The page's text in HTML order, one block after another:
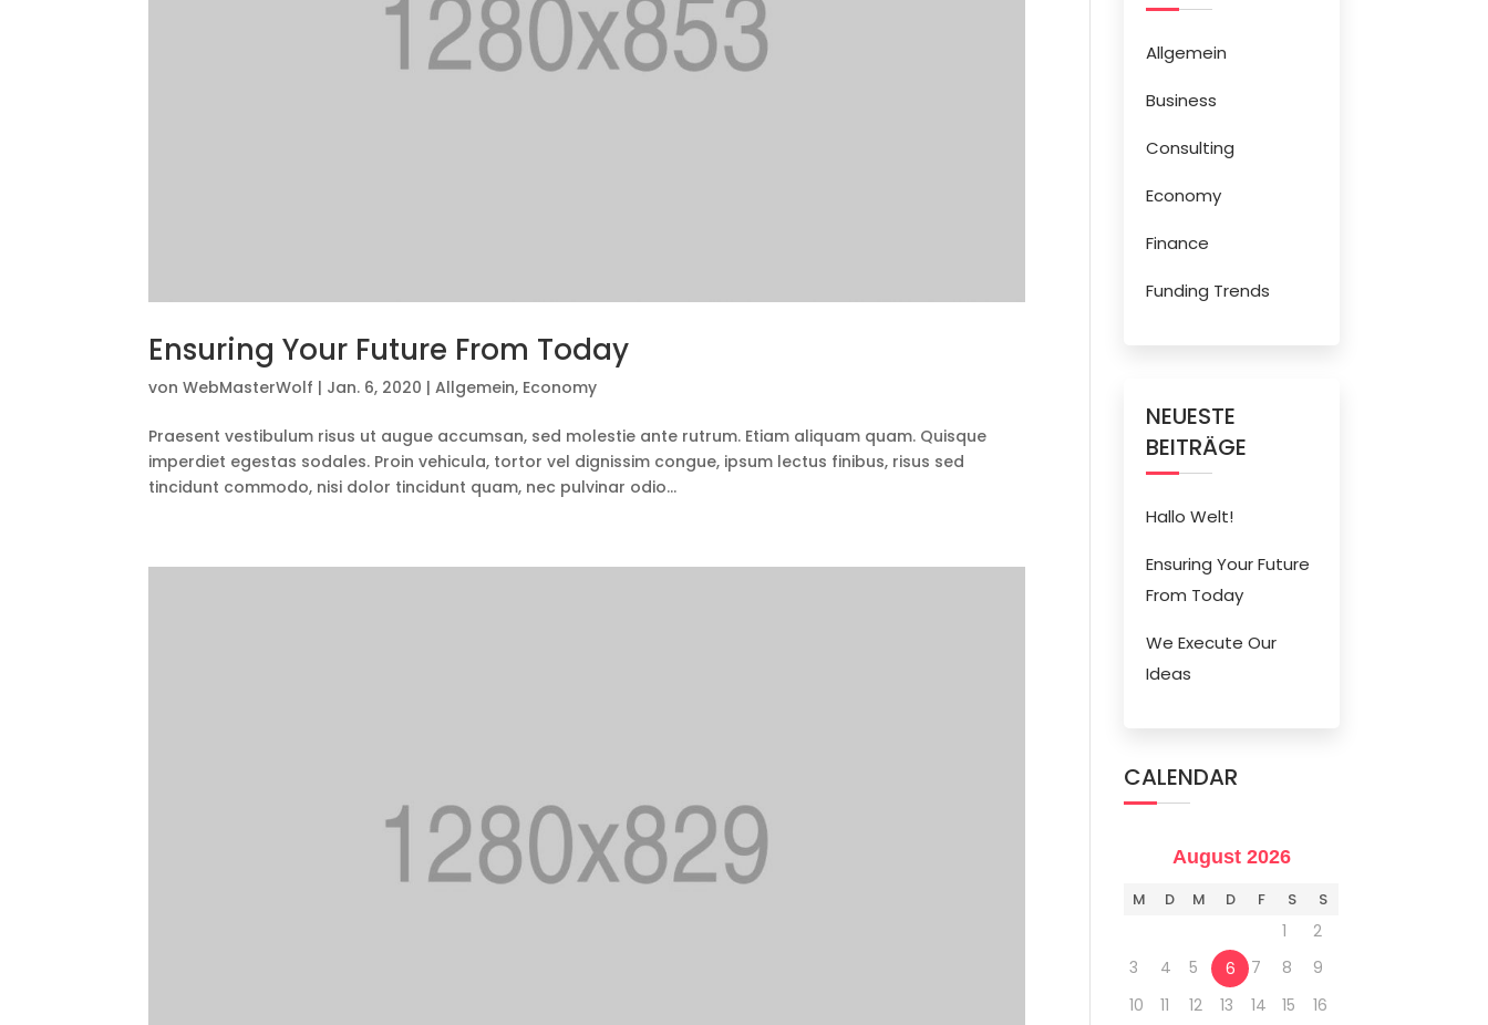
Ensuring Your Future From Today
vonWebMasterWolf | Jan. 6, 2020 |Allgemein, Economy
Praesent vestibulum risus ut augue accumsan, sed molestie ante rutrum. Etiam aliquam quam. Quisque
imperdiet egestas sodales. Proin vehicula, tortor vel dignissim congue, ipsum lectus finibus, risus sed
tincidunt commodo, nisi dolor tincidunt quam, nec pulvinar odio...
Allgemein
Business
Consulting
Economy
Finance
Funding Trends
NEUESTE
BEITRÄGE
Hallo Welt!
Ensuring Your Future
From Today
We Execute Our
Ideas
CALENDAR
August 2026
M D M D F S S
1
2
3
4 5 6 7 8
9
10
11 12 13 14 15
16